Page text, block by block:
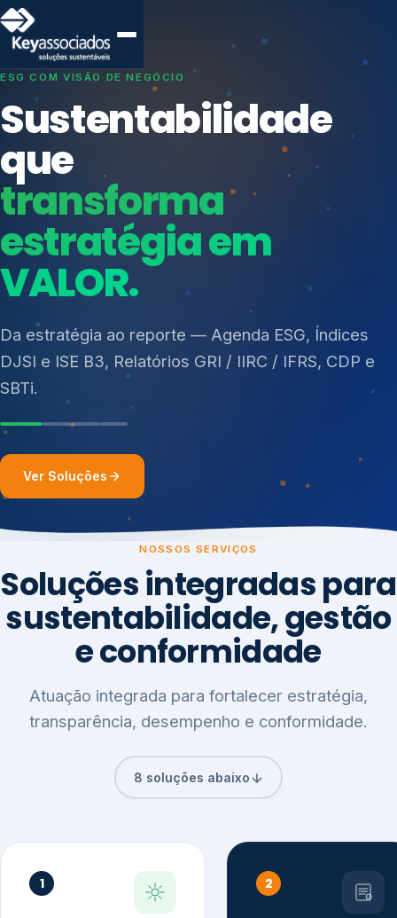
SISTEMAS DE GESTÃO OTIMIZADOS E INTEGRADOS
Conformidade que
protege seu
negócio.
Consultoria, auditoria e treinamentos em ISO 27001,
ISO 27701, ISO 42001, ISO 37001, ISO 9001, ISO
14001, ISO 45001, ONA e PNQ — Gestão de
resíduos sólidos (PGRS/PMGRS).
Índices de Mercado
Mudanças Climáticas
Reputação e Cadeia
Reporte Regulatório
Ver Soluções
NOSSOS SERVIÇOS
Soluções integradas para
sustentabilidade, gestão
e conformidade
Atuação integrada para fortalecer estratégia,
transparência, desempenho e conformidade.
8 soluções abaixo
1 2